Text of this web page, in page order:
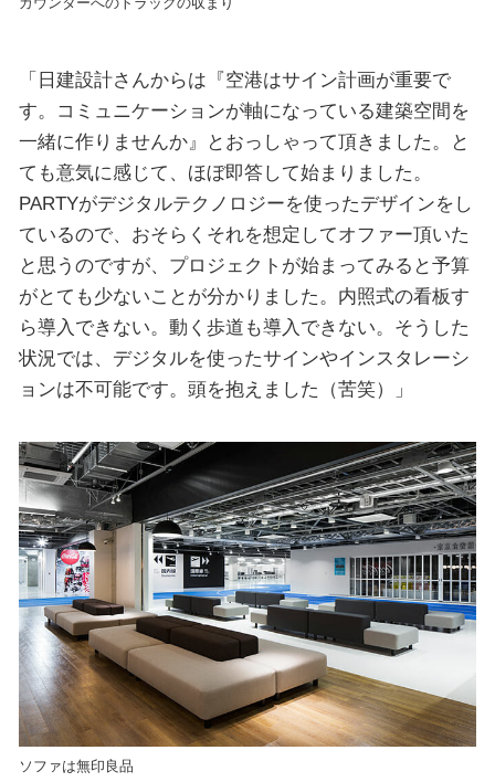
「日建設計さんからは『空港はサイン計画が重要で
す。コミュニケーションが軸になっている建築空間を
一緒に作りませんか』とおっしゃって頂きました。と
ても意気に感じて、ほぼ即答して始まりました。
PARTYがデジタルテクノロジーを使ったデザインをし
ているので、おそらくそれを想定してオファー頂いた
と思うのですが、プロジェクトが始まってみると予算
がとても少ないことが分かりました。内照式の看板す
ら導入できない。動く歩道も導入できない。そうした
状況では、デジタルを使ったサインやインスタレーシ
ョンは不可能です。頭を抱えました（苦笑）」
ソファは無印良品